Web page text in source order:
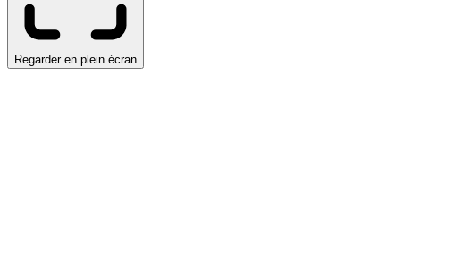
Regarder en plein écran